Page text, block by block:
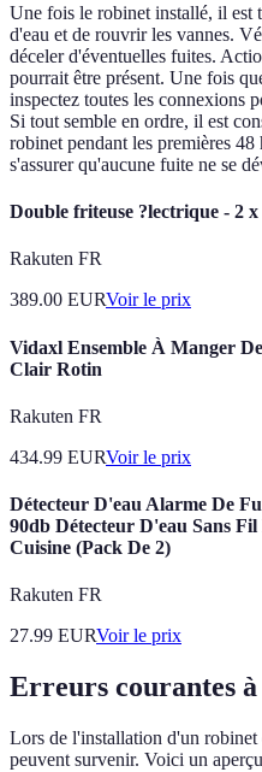
Une fois le robinet installé, il est
d'eau et de rouvrir les vannes.
déceler d'éventuelles fuites.
pourrait être présent. Une fois
inspectez toutes les connexions
Si tout semble en ordre, il est
robinet pendant les premières
s'assurer qu'aucune fuite ne se
Double friteuse ?lectrique - 2
Rakuten FR
389.00 EURVoir le prix
Vidaxl Ensemble À Manger
Clair Rotin
Rakuten FR
434.99 EURVoir le prix
Détecteur D'eau Alarme De
90db Détecteur D'eau Sans
Cuisine (Pack De 2)
Rakuten FR
27.99 EURVoir le prix
Erreurs courantes
Lors de l'installation d'un robinet
peuvent survenir. Voici un